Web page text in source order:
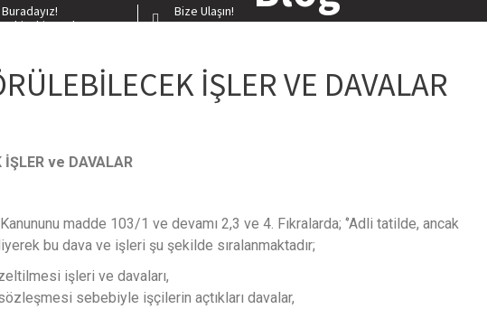
Buradayız!
Eskişehir - Odunpazarı
Bize Ulaşın!
0506 830 20 99
/ESKIŞEHIR AVUKAT
İŞLER VE DAVALAR
İŞLER ve DAVALAR
madde 103/1 ve devamı 2,3 ve 4. Fıkralarda; ‘’Adli tatilde, ancak
bu dava ve işleri şu şekilde sıralanmaktadır;
işleri ve davaları,
sebebiyle işçilerin açtıkları davalar,